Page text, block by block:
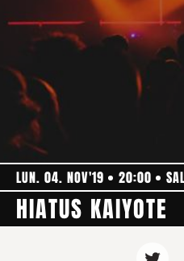
LUN. 04. NOV'19 20:00
HIATUS KAIYOTE